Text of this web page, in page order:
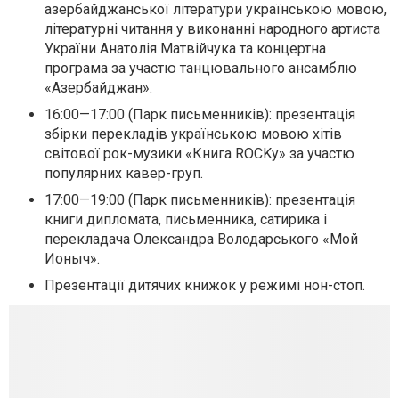
азербайджанської літератури українською мовою,
літературні читання у виконанні народного артиста
України Анатолія Матвійчука та концертна
програма за участю танцювального ансамблю
«Азербайджан».
16:00—17:00 (Парк письменників): презентація
збірки перекладів українською мовою хітів
світової рок-музики «Книга ROCKу» за участю
популярних кавер-груп.
17:00—19:00 (Парк письменників): презентація
книги дипломата, письменника, сатирика і
перекладача Олександра Володарського «Мой
Ионыч».
Презентації дитячих книжок у режимі нон-стоп.